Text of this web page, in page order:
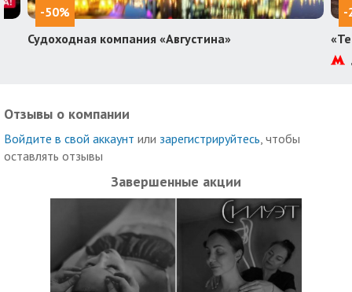
-50%
Судоходная компания «Августина»
-
Отзывы о компании
Войдите в свой аккаунт или зарегистрируйтесь , чтобы
оставлять отзывы
Завершенные акции